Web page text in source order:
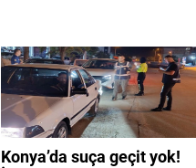
Konya’da suça geçit yok!